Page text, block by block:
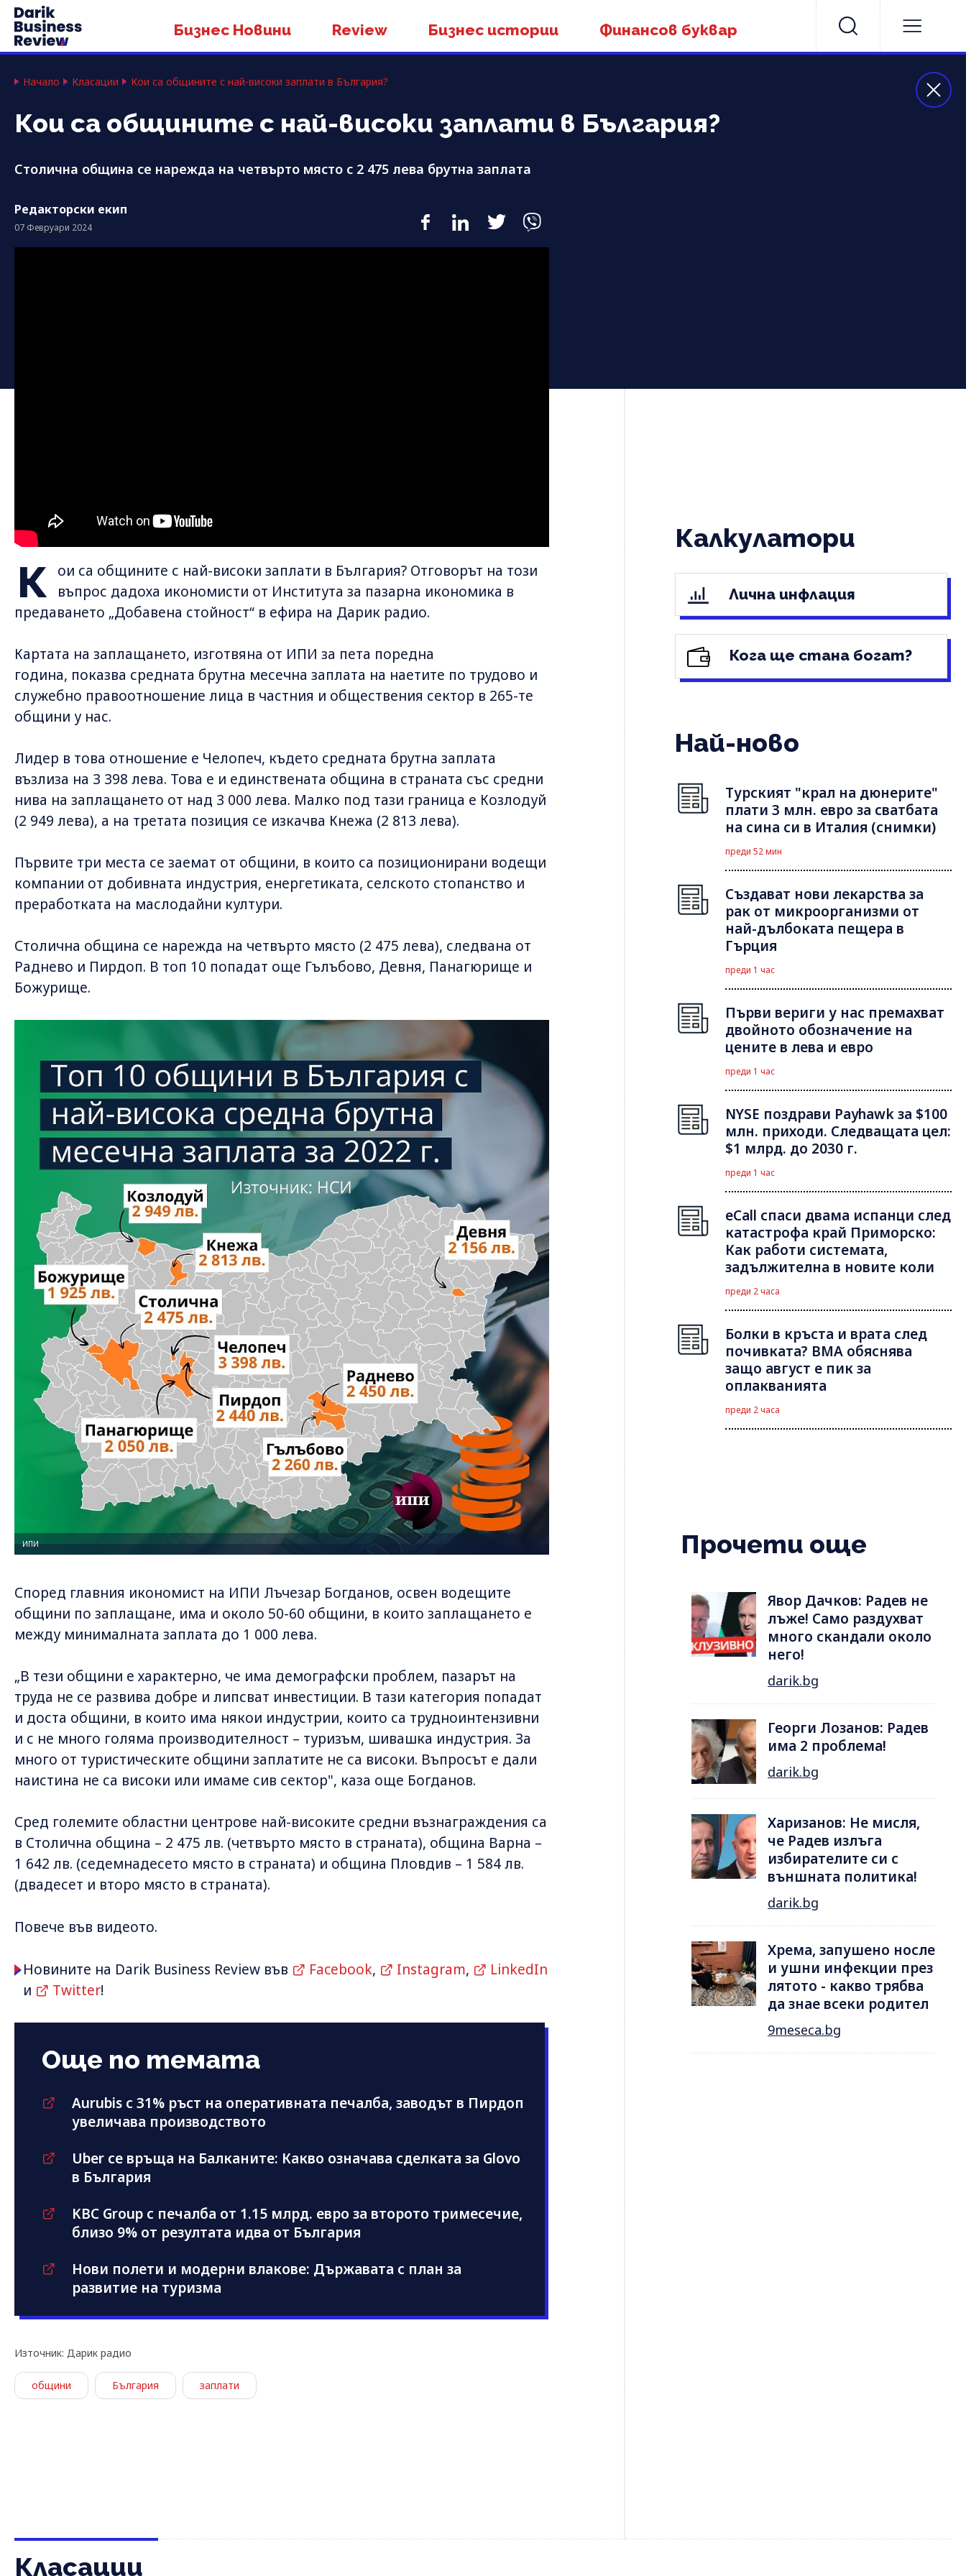
Бизнес Новини Review Бизнес истории Финансов буквар
Начало Класации Кои са общините с най-високи заплати в България?
Кои са общините с най-високи заплати в България?
Столична община се нарежда на четвърто място с 2 475 лева брутна заплата
Редакторски екип
07 Февруари 2024
К
ои са общините с най-високи заплати в България? Отговорът на този
въпрос дадоха икономисти от Института за пазарна икономика в
предаването „Добавена стойност“ в ефира на Дарик радио.
Картата на заплащането, изготвяна от ИПИ за пета поредна
година, показва средната брутна месечна заплата на наетите по трудово и
служебно правоотношение лица в частния и обществения сектор в 265-те
общини у нас.
Лидер в това отношение е Челопеч, където средната брутна заплата
възлиза на 3 398 лева. Това е и единствената община в страната със средни
нива на заплащането от над 3 000 лева. Малко под тази граница е Козлодуй
(2 949 лева), а на третата позиция се изкачва Кнежа (2 813 лева).
Първите три места се заемат от общини, в които са позиционирани водещи
компании от добивната индустрия, енергетиката, селското стопанство и
преработката на маслодайни култури.
Столична община се нарежда на четвърто място (2 475 лева), следвана от
Раднево и Пирдоп. В топ 10 попадат още Гълъбово, Девня, Панагюрище и
Божурище.
ИПИ
Според главния икономист на ИПИ Лъчезар Богданов, освен водещите
общини по заплащане, има и около 50-60 общини, в които заплащането е
между минималната заплата до 1 000 лева.
„В тези общини е характерно, че има демографски проблем, пазарът на
труда не се развива добре и липсват инвестиции. В тази категория попадат
и доста общини, в които има някои индустрии, които са трудноинтензивни
и с не много голяма производителност – туризъм, шивашка индустрия. За
много от туристическите общини заплатите не са високи. Въпросът е дали
наистина не са високи или имаме сив сектор", каза още Богданов.
Сред големите областни центрове най-високите средни възнаграждения са
в Столична община – 2 475 лв. (четвърто място в страната), община Варна –
1 642 лв. (седемнадесето място в страната) и община Пловдив – 1 584 лв.
(двадесет и второ място в страната).
Повече във видеото.
Новините на Darik Business Review във Facebook, Instagram,
LinkedIn
и
Twitter!
Още по темата
Aurubis с 31% ръст на оперативната печалба, заводът в Пирдоп
увеличава производството
Uber се връща на Балканите: Какво означава сделката за Glovo
в България
KBC Group с печалба от 1.15 млрд. евро за второто тримесечие,
близо 9% от резултата идва от България
Нови полети и модерни влакове: Държавата с план за
развитие на туризма
Източник: Дарик радио
общини България заплати
Калкулатори
Лична инфлация
Кога ще стана богат?
Най-ново
Турският "крал на дюнерите"
плати 3 млн. евро за сватбата
на сина си в Италия (снимки)
преди 52 мин
Създават нови лекарства за
рак от микроорганизми от
най-дълбоката пещера в
Гърция
преди 1 час
Първи вериги у нас премахват
двойното обозначение на
цените в лева и евро
преди 1 час
NYSE поздрави Payhawk за $100
млн. приходи. Следващата цел:
$1 млрд. до 2030 г.
преди 1 час
eCall спаси двама испанци след
катастрофа край Приморско:
Как работи системата,
задължителна в новите коли
преди 2 часа
Болки в кръста и врата след
почивката? ВМА обяснява
защо август е пик за
оплакванията
преди 2 часа
Прочети още
Явор Дачков: Радев не
лъже! Само раздухват
много скандали около
него!
darik.bg
Георги Лозанов: Радев
има 2 проблема!
darik.bg
Харизанов: Не мисля,
че Радев излъга
избирателите си с
външната политика!
darik.bg
Хрема, запушено носле
и ушни инфекции през
лятотo - какво трябва
да знае всеки родител
9meseca.bg
Класации